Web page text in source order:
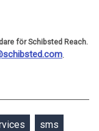
för Schibsted Reach.
.
sms